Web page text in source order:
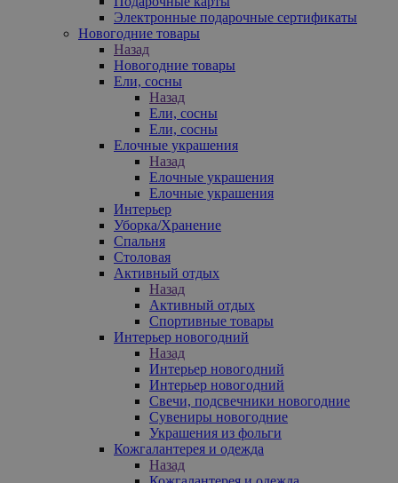
Электронные подарочные сертификаты
Новогодние товары
Назад
Новогодние товары
Ели, сосны
Назад
Ели, сосны
Ели, сосны
Елочные украшения
Назад
Елочные украшения
Елочные украшения
Интерьер
Уборка/Хранение
Спальня
Столовая
Активный отдых
Назад
Активный отдых
Спортивные товары
Интерьер новогодний
Назад
Интерьер новогодний
Интерьер новогодний
Свечи, подсвечники новогодние
Сувениры новогодние
Украшения из фольги
Кожгалантерея и одежда
Назад